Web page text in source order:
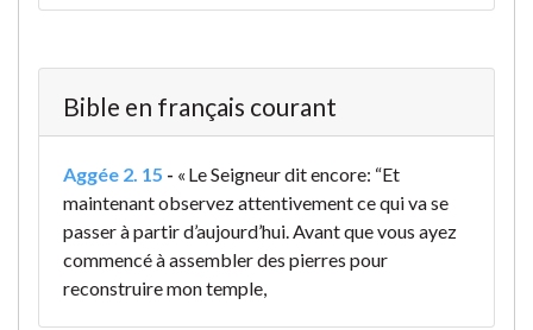
Bible en français courant
Aggée 2. 15 - « Le Seigneur dit encore: “Et
maintenant observez attentivement ce qui va se
passer à partir d’aujourd’hui. Avant que vous ayez
commencé à assembler des pierres pour
reconstruire mon temple,